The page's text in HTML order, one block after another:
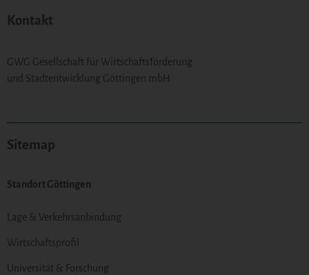
Kontakt
GWG Gesellschaft für Wirtschaftsförderung
und Stadtentwicklung Göttingen mbH
Sitemap
Standort Göttingen
Lage & Verkehrsanbindung
Wirtschaftsprofil
Universität & Forschung